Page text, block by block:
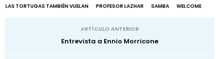
LAS TORTUGAS TAMBIÉN VUELAN
PROFESOR LAZHAR SAMBA WELCOME
ARTÍCULO ANTERIOR
Entrevista a Ennio Morricone